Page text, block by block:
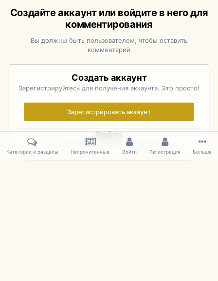
Создайте аккаунт или войдите в него для
комментирования
Вы должны быть пользователем, чтобы оставить
комментарий
Создать аккаунт
Зарегистрируйтесь для получения аккаунта. Это просто!
Зарегистрировать аккаунт
Войти
Уже зарегистрированы? Войдите здесь.
Категории и разделы Непрочитанные Войти Регистрация Больше